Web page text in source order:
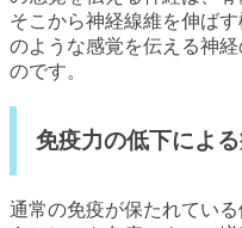
そこから神経線維を伸ば
のような感覚を伝える神
のです。
免疫力の低下によ
通常の免疫が保たれてい